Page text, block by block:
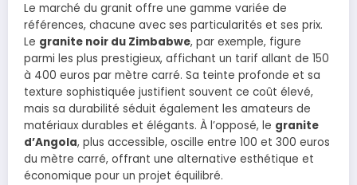
Le marché du granit offre une gamme variée de
références, chacune avec ses particularités et ses prix.
Le granite noir du Zimbabwe, par exemple, figure
parmi les plus prestigieux, affichant un tarif allant de 150
à 400 euros par mètre carré. Sa teinte profonde et sa
texture sophistiquée justifient souvent ce coût élevé,
mais sa durabilité séduit également les amateurs de
matériaux durables et élégants. À l’opposé, le granite
d’Angola, plus accessible, oscille entre 100 et 300 euros
du mètre carré, offrant une alternative esthétique et
économique pour un projet équilibré.